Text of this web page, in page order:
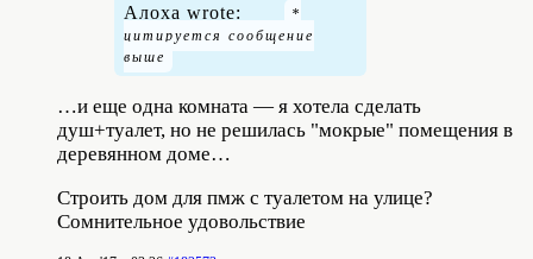
Алоха wrote:
…и еще одна комната — я хотела сделать
душ+туалет, но не решилась "мокрые" помещения в
деревянном доме…
Строить дом для пмж с туалетом на улице?
Сомнительное удовольствие